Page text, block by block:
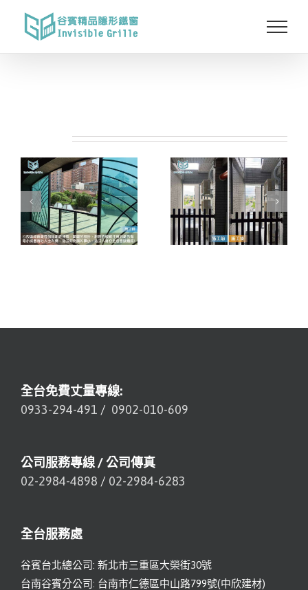
全台免費丈量專線:
0933-294-491 / 0902-010-609
公司服務專線 / 公司傳真
02-2984-4898 / 02-2984-6283
全台服務處
谷賓台北總公司: 新北市三重區大榮街30號
台南谷賓分公司: 台南市仁德區中山路799號(中欣建材)